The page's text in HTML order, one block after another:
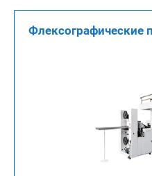
Флексографические